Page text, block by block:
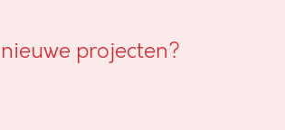
projecten?